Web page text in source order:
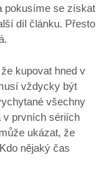
pokusíme se získat
díl článku. Přesto
kupovat hned v
vždycky být
všechny
v prvních sériích
ukázat, že
nějaký čas